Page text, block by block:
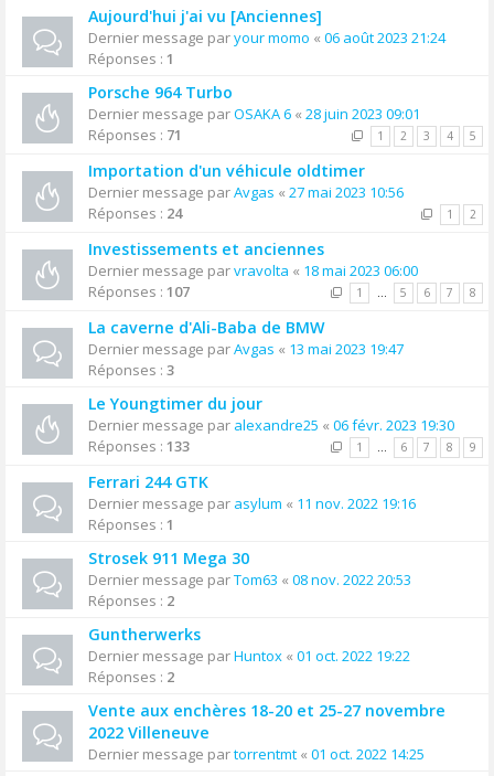
Aujourd'hui j'ai vu [Anciennes]
Dernier message paryour momo « 06 août 2023 21:24
Réponses : 1
Porsche 964 Turbo
Dernier message parOSAKA 6 « 28 juin 2023 09:01
Réponses : 71 1 2 3 4 5
Importation d'un véhicule oldtimer
Dernier message parAvgas « 27 mai 2023 10:56
Réponses : 24 1 2
Investissements et anciennes
Dernier message parvravolta « 18 mai 2023 06:00
Réponses : 107 1 … 5 6 7 8
La caverne d'Ali-Baba de BMW
Dernier message parAvgas « 13 mai 2023 19:47
Réponses : 3
Le Youngtimer du jour
Dernier message par alexandre25 « 06 févr. 2023 19:30
Réponses : 133 1 … 6 7 8 9
Ferrari 244 GTK
Dernier message par asylum « 11 nov. 2022 19:16
Réponses : 1
Strosek 911 Mega 30
Dernier message parTom63 « 08 nov. 2022 20:53
Réponses : 2
Guntherwerks
Dernier message parHuntox « 01 oct. 2022 19:22
Réponses : 2
Vente aux enchères 18-20 et 25-27 novembre
2022 Villeneuve
Dernier message partorrentmt « 01 oct. 2022 14:25